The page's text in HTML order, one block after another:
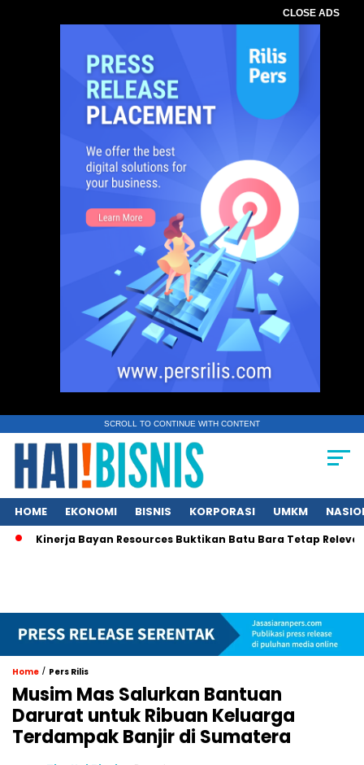
CLOSE ADS
SCROLL TO CONTINUE WITH CONTENT
HOME EKONOMI BISNIS KORPORASI UMKM
Kinerja Bayan Resources Buktikan Batu Bara Tetap Relevan
Home / Pers Rilis
Musim Mas Salurkan Bantuan
Darurat untuk Ribuan Keluarga
Terdampak Banjir di Sumatera